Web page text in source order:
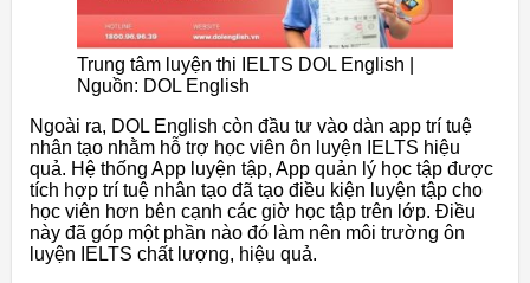
Trung tâm luyện thi IELTS DOL English |
Nguồn: DOL English
Ngoài ra, DOL English còn đầu tư vào dàn app trí tuệ
nhân tạo nhằm hỗ trợ học viên ôn luyện IELTS hiệu
quả. Hệ thống App luyện tập, App quản lý học tập được
tích hợp trí tuệ nhân tạo đã tạo điều kiện luyện tập cho
học viên hơn bên cạnh các giờ học tập trên lớp. Điều
này đã góp một phần nào đó làm nên môi trường ôn
luyện IELTS chất lượng, hiệu quả.